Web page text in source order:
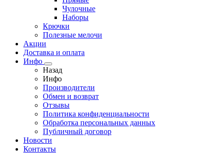
Чулочные
Наборы
Крючки
Полезные мелочи
Акции
Доставка и оплата
Инфо
Назад
Инфо
Производители
Обмен и возврат
Отзывы
Политика конфиденциальности
Обработка персональных данных
Публичный договор
Новости
Контакты